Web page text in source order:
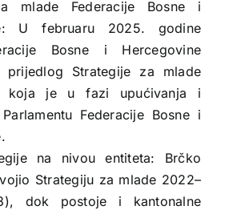
mlade Federacije Bosne i
U februaru 2025. godine
Bosne i Hercegovine
prijedlog Strategije za mlade
koja je u fazi upućivanja i
Federacije Bosne i
na nivou entiteta: Brčko
Strategiju za mlade 2022–
dok postoje i kantonalne